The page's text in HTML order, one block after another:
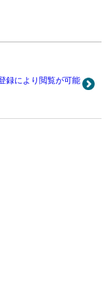
録により閲覧が可能